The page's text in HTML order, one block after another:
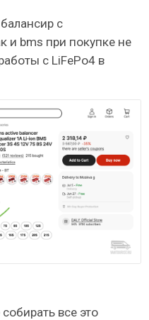
с
и bms при покупке не
с LiFePo4 в
все это